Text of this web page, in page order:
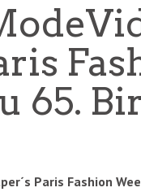
65.
Paris Fashion